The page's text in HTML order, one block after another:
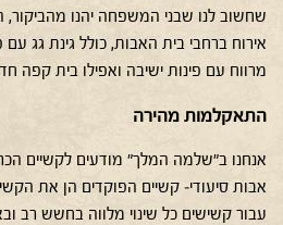
שחשוב לנו שבני המשפחה יהנו מהביקור,
אירוח ברחבי בית האבות, כולל גינת גג עם
מרווח עם פינות ישיבה ואפילו בית קפה
התאקלמות מהירה
אנחנו ב"שלמה המלך" מודעים לקשיים
אבות סיעודי– קשיים הפוקדים הן את
עבור קשישים כל שינוי מלווה בחשש רב